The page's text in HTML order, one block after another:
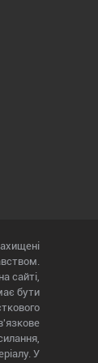
сайті,
бути
У